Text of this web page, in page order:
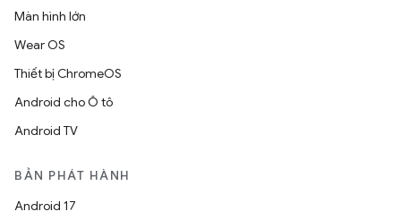
Màn hình lớn
Wear OS
Thiết bị ChromeOS
Android cho Ô tô
Android TV
BẢN PHÁT HÀNH
Android 17